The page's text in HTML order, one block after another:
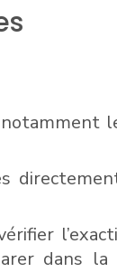
dans la